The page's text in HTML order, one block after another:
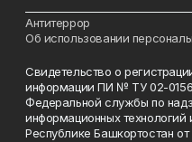
Антитеррор
Об использовании
Свидетельство о
информации ПИ № ТУ 02-
Федеральной службы по
информационных
Республике Башкортостан от